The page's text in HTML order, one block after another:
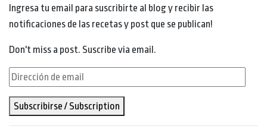
Ingresa tu email para suscribirte al blog y recibir las
notificaciones de las recetas y post que se publican!
Don't miss a post. Suscribe via email.
Dirección
de
email
Subscribirse / Subscription